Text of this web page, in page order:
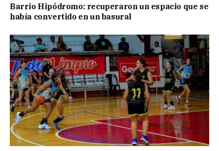
Barrio Hipódromo: recuperaron un espacio que se
había convertido en un basural